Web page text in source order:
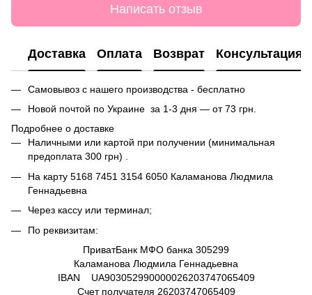
Написать отзыв
Доставка Оплата Возврат Консультация
Самовывоз с нашего производства - бесплатно
Новой почтой по Украине за 1-3 дня — от 73 грн.
Подробнее о доставке
Наличными или картой при получении (минимальная
предоплата 300 грн) .
На карту 5168 7451 3154 6050 Каламанова Людмила
Геннадьевна
Через кассу или терминал;
По реквизитам:
ПриватБанк МФО банка 305299
Каламанова Людмила Геннадьевна
IBAN UA903052990000026203747065409
Счет получателя 26203747065409